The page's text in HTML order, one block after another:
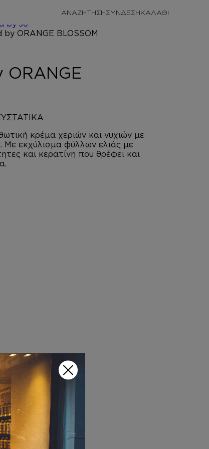
ΑΝΑΖΗΤΗΣΗΣΥΝΔΕΣΗ
by Jo
ORANGE
κρέμα χεριών και νυχιών με
Με εκχύλισμα φύλλων ελιάς με
και κερατίνη που θρέφει και